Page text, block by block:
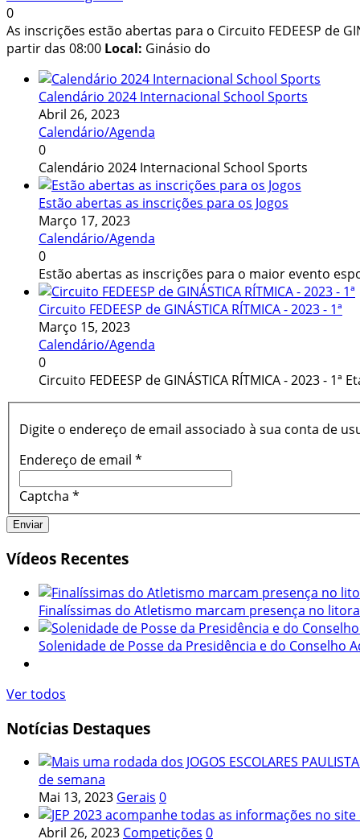
0
As inscrições estão abertas para o Circuito FEDEESP de
partir das 08:00 Local: Ginásio do
Calendário 2024 Internacional School Sports
Abril 26, 2023
Calendário/Agenda
0
Calendário 2024 Internacional School Sports
Estão abertas as inscrições para os Jogos
Março 17, 2023
Calendário/Agenda
0
Estão abertas as inscrições para o maior evento
Circuito FEDEESP de GINÁSTICA RÍTMICA - 2023 - 1ª
Março 15, 2023
Calendário/Agenda
0
Circuito FEDEESP de GINÁSTICA RÍTMICA - 2023 - 1ª
Digite o endereço de email associado à sua conta de
Endereço de email *
Captcha *
Enviar
Vídeos Recentes
Finalíssimas do Atletismo marcam presença no
Solenidade de Posse da Presidência e do Conselho
Ver todos
Notícias Destaques
de semana
Mai 13, 2023 Gerais 0
Abril 26, 2023 Competições 0